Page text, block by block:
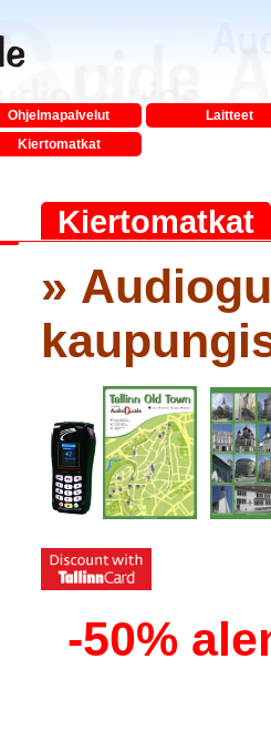
Ohjelmapalvelut
Laitteet
Kiertomatkat
Kiertomatkat
»
-50%